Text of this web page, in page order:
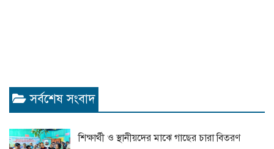
সর্বশেষ সংবাদ
শিক্ষার্থী ও স্থানীয়দের মাঝে গাছের চারা বিতরণ